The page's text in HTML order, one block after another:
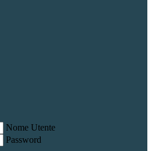
Nome Utente
Password